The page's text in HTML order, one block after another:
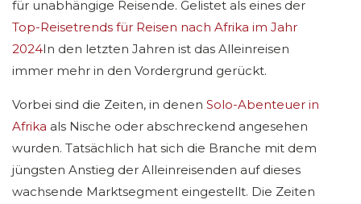
für unabhängige Reisende. Gelistet als eines der
Top-Reisetrends für Reisen nach Afrika im Jahr
2024In den letzten Jahren ist das Alleinreisen
immer mehr in den Vordergrund gerückt.
Vorbei sind die Zeiten, in denen Solo-Abenteuer in
Afrika als Nische oder abschreckend angesehen
wurden. Tatsächlich hat sich die Branche mit dem
jüngsten Anstieg der Alleinreisenden auf dieses
wachsende Marktsegment eingestellt. Die Zeiten